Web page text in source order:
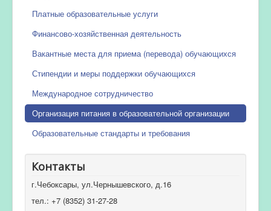
Платные образовательные услуги
Финансово-хозяйственная деятельность
Вакантные места для приема (перевода) обучающихся
Стипендии и меры поддержки обучающихся
Международное сотрудничество
Организация питания в образовательной организации
Образовательные стандарты и требования
Контакты
г.Чебоксары, ул.Чернышевского, д.16
тел.: +7 (8352) 31-27-28